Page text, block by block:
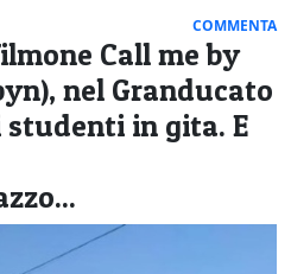
COMMENTA
Call me by
nel Granducato
in gita. E